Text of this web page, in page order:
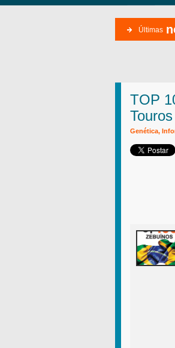
Últimas
TOP
Genética,